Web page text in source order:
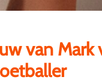
van Mark